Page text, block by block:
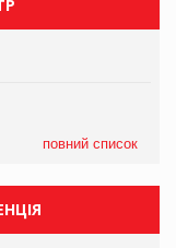
повний список